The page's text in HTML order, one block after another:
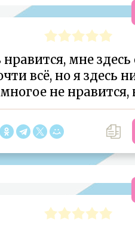
мне
всё, но я здесь
не нравится,